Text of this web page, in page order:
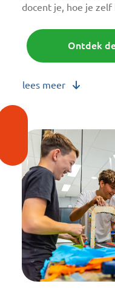
docent je, hoe je
Ontdek
lees meer